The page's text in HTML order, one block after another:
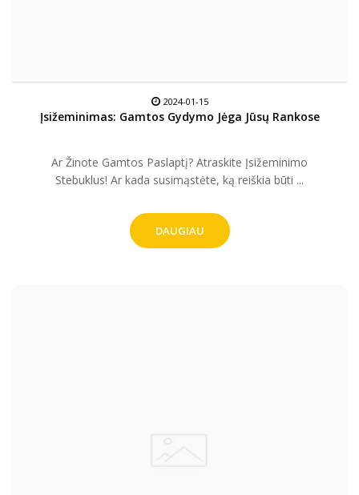
2024-01-15
Įsižeminimas: Gamtos Gydymo Jėga Jūsų Rankose
Ar Žinote Gamtos Paslaptį? Atraskite Įsižeminimo
Stebuklus! Ar kada susimąstėte, ką reiškia būti ...
DAUGIAU